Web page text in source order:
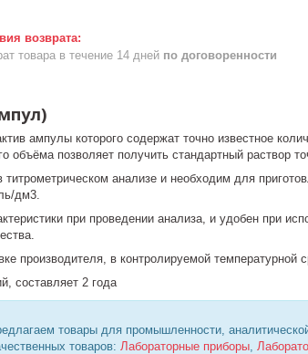
товара в течение 14 дней по договоренности
ампулы которого содержат точно известное
позволяет получить стандартный раствор
анализе и необходим для
дм3.
при проведении анализа, и удобен при
производителя, в контролируемой температурной
составляет 2 года
товары для промышленности,
товаров: Лабораторные приборы